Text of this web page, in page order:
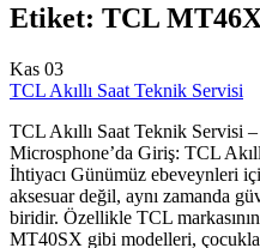
Etiket: TCL
Kas 03
TCL Akıllı Saat Teknik Servisi
TCL Akıllı Saat Teknik Servisi
Microsphone’da Giriş: TCL
İhtiyacı Günümüz ebeveynleri
aksesuar değil, aynı zamanda
biridir. Özellikle TCL
MT40SX gibi modelleri,